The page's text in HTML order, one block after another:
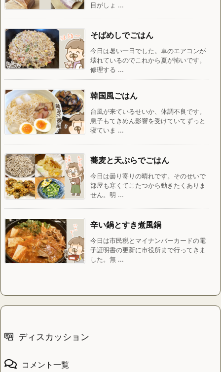
目がしょ ...
そばめしでごはん
今日は暑い一日でした。車のエアコンが
壊れているのでこれから夏が怖いです。
修理する ...
韓国風ごはん
台風が来ているせいか、体調不良です。
息子もてきめん影響を受けていてずっと
寝ていま ...
蕎麦と天ぷらでごはん
今日は曇り寄りの晴れです。そのせいで
部屋も寒くてこたつから動きたくありま
せん。明 ...
辛い鍋とすき煮風鍋
今日は市民税とマイナンバーカードの電
子証明書の更新に市役所まで行ってきま
した。無 ...
ディスカッション
コメント一覧